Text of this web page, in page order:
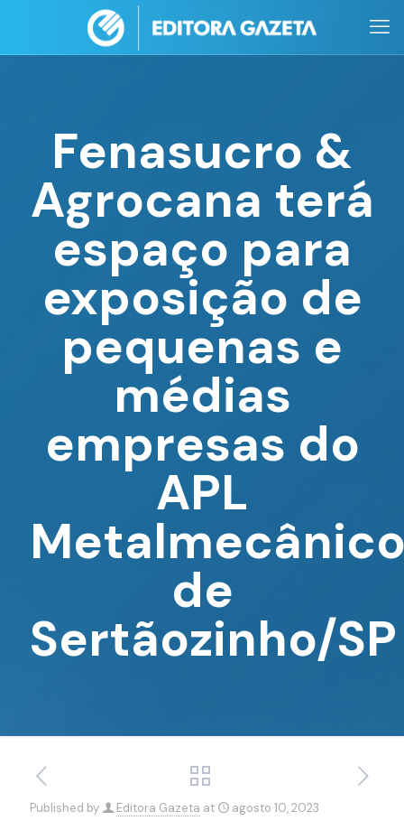
Fenasucro &
Agrocana terá
espaço para
exposição de
pequenas e
médias
empresas do
APL
de
Sertãozinho/SP
Published by Editora Gazeta at agosto 10, 2023